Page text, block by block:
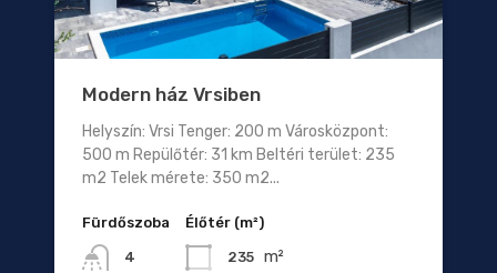
Modern ház Vrsiben
Helyszín: Vrsi Tenger: 200 m Városközpont:
500 m Repülőtér: 31 km Beltéri terület: 235
m2 Telek mérete: 350 m2...
Fürdőszoba
4
Élőtér (m²)
235 m²